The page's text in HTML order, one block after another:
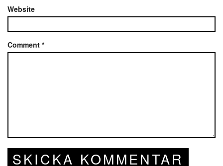
Website
Comment *
SKICKA KOMMENTAR